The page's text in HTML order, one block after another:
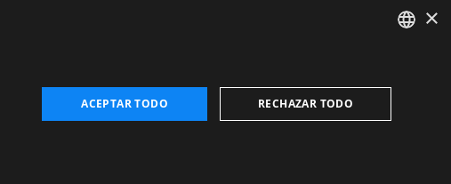
×
ACEPTAR TODO RECHAZAR TODO